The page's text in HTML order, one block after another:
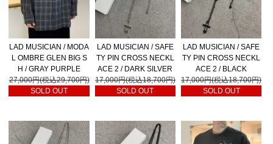
LAD MUSICIAN / MODA
L OMBRE GLEN BIG S
H / GRAY PURPLE
27,000円(税込29,700円)
SOLD OUT
LAD MUSICIAN / SAFE
TY PIN CROSS NECKL
ACE 2 / DARK SILVER
17,000円(税込18,700円)
SOLD OUT
LAD MUSICIAN / SAFE
TY PIN CROSS NECKL
ACE 2 / BLACK
17,000円(税込18,700円)
SOLD OUT